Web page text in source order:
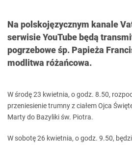
Na polskojęzycznym kanale
serwisie YouTube będą
pogrzebowe śp. Papieża
modlitwa różańcowa.
W środę 23 kwietnia, o godz. 8.50,
przeniesienie trumny z ciałem Ojca
Marty do Bazyliki św. Piotra.
W sobotę 26 kwietnia, o godz. 9.50,